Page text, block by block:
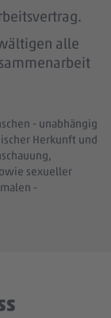
alle
- unabhängig
Herkunft und
sexueller
-